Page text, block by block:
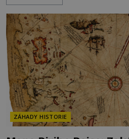
dost. Čas pracuje pro obléhatele. Ve městě ubývají
zásoby a každý den
ZÁHADY HISTORIE